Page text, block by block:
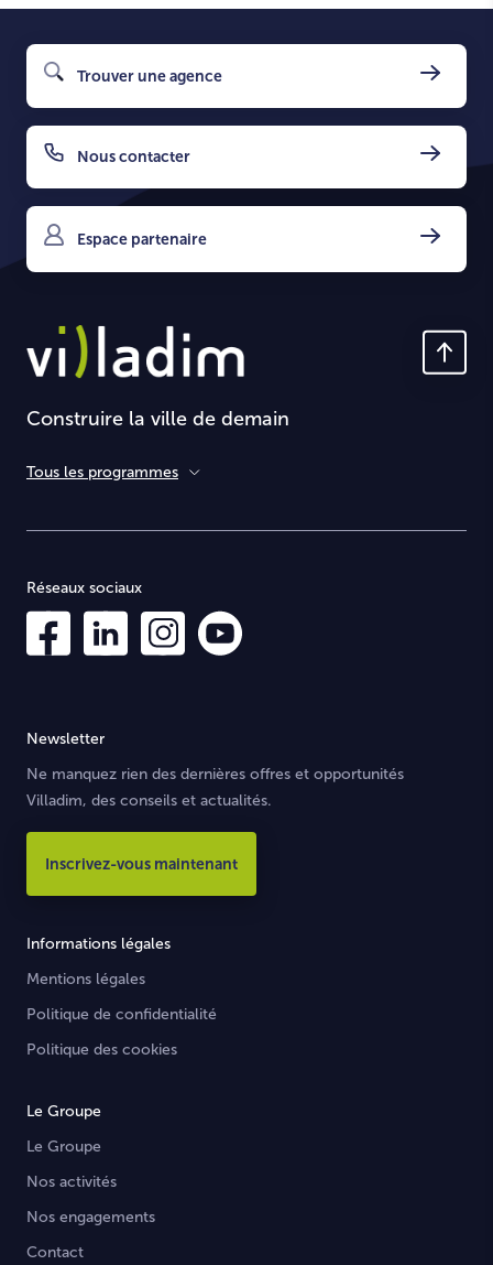
Trouver une agence
Nous contacter
Espace partenaire
Construire la ville de demain
Tous les programmes
Informations légales
Mentions légales
Politique de confidentialité
Politique des cookies
Le Groupe
Le Groupe
Nos activités
Nos engagements
Contact
Réseaux sociaux
Newsletter
Ne manquez rien des dernières offres et opportunités
Villadim, des conseils et actualités.
Inscrivez-vous maintenant